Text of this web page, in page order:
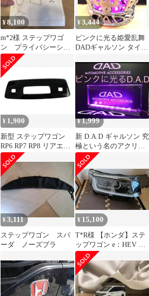
¥8,100
m*2様 ステップワゴ
ン プライバシーシェ
ード
¥3,444
ピンクに光る姫愛乱舞
DADギャルソン タイプ
¥ 1,900
新型 ステップワゴン
RP6 RP7 RP8 リアエア
コンカバー ピアノブラ
ック
¥1,999
新 D.A.D ギャルソン 究
極という名のアクリル
プレート ピンクに光る
LED
¥3,111
ステップワゴン スパ
ーダ ノーズブラ
¥ 15,100
T*R様 【ホンダ】ステ
ップワゴン e：HEV ス
パーダ RP8 右ヘッ
ドライ